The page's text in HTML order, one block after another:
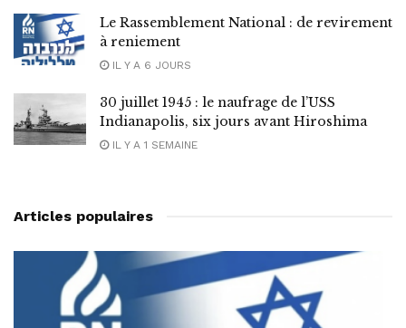
Le Rassemblement National : de revirement
à reniement
IL Y A 6 JOURS
30 juillet 1945 : le naufrage de l’USS
Indianapolis, six jours avant Hiroshima
IL Y A 1 SEMAINE
Articles populaires